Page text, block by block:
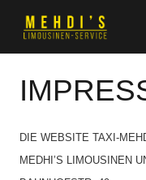
DIE WEBSITE TAXI-
MEDHI’S LIMOUSINEN